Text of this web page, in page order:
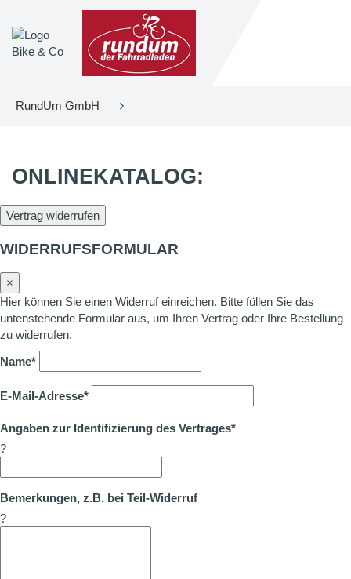
RundUm GmbH
ONLINEKATALOG:
Vertrag widerrufen
WIDERRUFSFORMULAR
×
Hier können Sie einen Widerruf einreichen. Bitte füllen Sie das
untenstehende Formular aus, um Ihren Vertrag oder Ihre Bestellung
zu widerrufen.
Name*
E-Mail-Adresse*
Angaben zur Identifizierung des Vertrages*
?
Bemerkungen, z.B. bei Teil-Widerruf
?